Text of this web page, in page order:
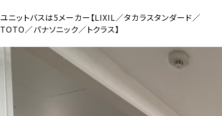
ユニットバスは5メーカー【LIXIL／タカラスタンダード／
TOTO／パナソニック／トクラス】